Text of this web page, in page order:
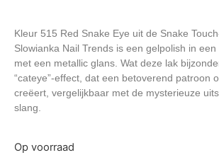
Kleur 515 Red Snake Eye uit de Snake
Slowianka Nail Trends is een gelpolish in
met een metallic glans. Wat deze lak
“cateye”-effect, dat een betoverend patroon
creëert, vergelijkbaar met de mysterieuze
slang.
Op voorraad